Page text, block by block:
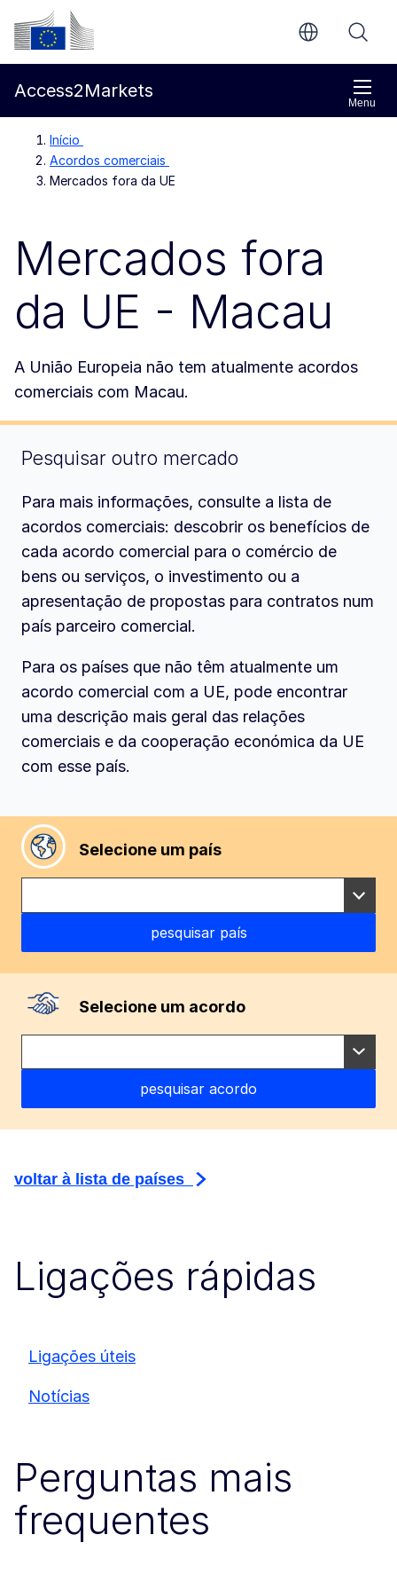
Ir para o conteúdo principal
Comissão Europeia
Menu
Access2Markets
Início
Acordos comerciais
Mercados fora da UE
Mercados fora
da UE - Macau
A União Europeia não tem atualmente acordos
comerciais com Macau.
Pesquisar outro mercado
Para mais informações, consulte a lista de
acordos comerciais: descobrir os benefícios de
cada acordo comercial para o comércio de
bens ou serviços, o investimento ou a
apresentação de propostas para contratos num
país parceiro comercial.
Para os países que não têm atualmente um
acordo comercial com a UE, pode encontrar
uma descrição mais geral das relações
comerciais e da cooperação económica da UE
com esse país.
Selecione um país
Selecione um acordo
voltar à lista de países
Ligações rápidas
Ligações úteis
Notícias
Perguntas mais
frequentes